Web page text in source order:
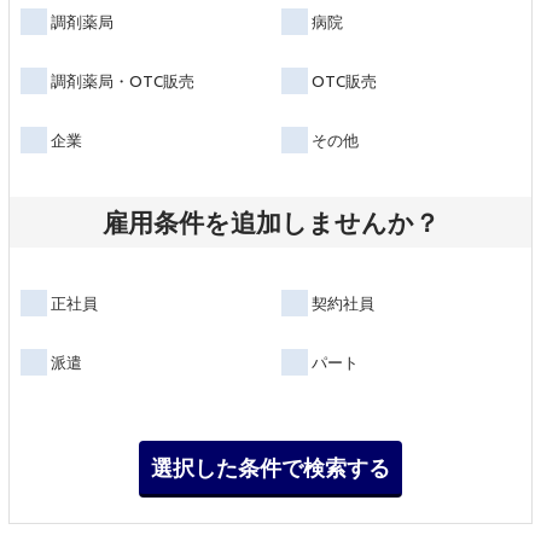
調剤薬局 病院
調剤薬局・OTC販売 OTC販売
企業 その他
雇用条件を追加しませんか？
正社員 契約社員
派遣 パート